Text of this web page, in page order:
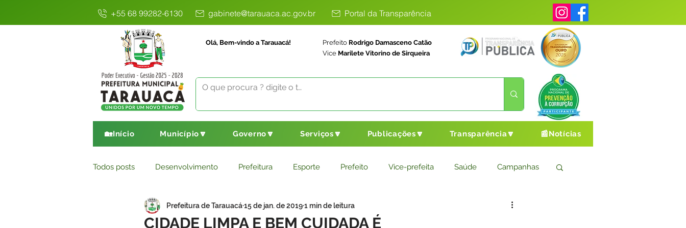
+55 68 99282-6130 gabinete@tarauaca.ac.gov.br Portal da Transparência
Olá, Bem-vindo a Tarauacá! Prefeito Rodrigo Damasceno Catão
Vice Marilete Vitorino de Sirqueira
🏡Início Município🔽 Governo🔽 Serviços🔽 Publicações🔽 Transparência🔽 📰Notícias
Todos posts Desenvolvimento Prefeitura Esporte Prefeito Vice-prefeita Saúde Campanhas
Comunicado Educação Saneamento Básico Cultura e Esporte
CIDADE LIMPA E BEM CUIDADA É
Prefeitura de Tarauacá15 de jan. de 20191 min de leitura